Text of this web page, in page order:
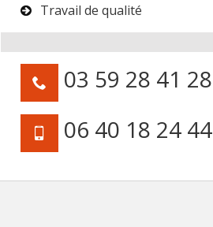
Travail de qualité
03 59 28 41 28
06 40 18 24 44